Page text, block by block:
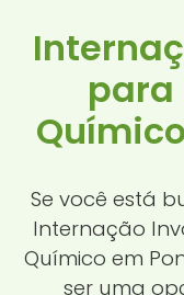
para
Se você está
Internação
Químico em
ser uma